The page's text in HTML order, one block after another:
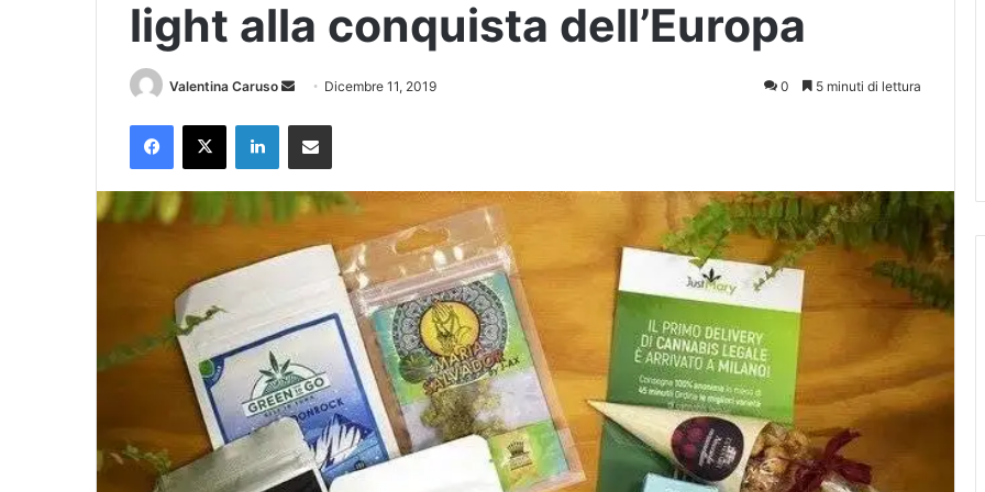
light alla conquista dell’Europa
Valentina Caruso
Invia Dicembre 11, 2019 0 5 minuti di lettura
Facebook
X LinkedInCondividi via Email